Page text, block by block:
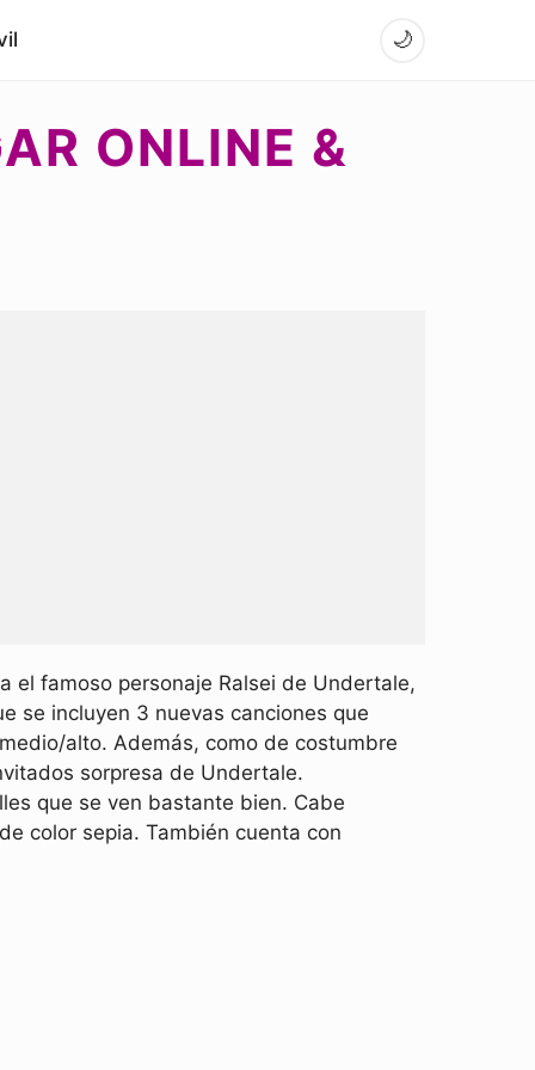
🌙
ONLINE &
el famoso personaje Ralsei de Undertale,
se incluyen 3 nuevas canciones que
alto. Además, como de costumbre
sorpresa de Undertale.
que se ven bastante bien. Cabe
color sepia. También cuenta con